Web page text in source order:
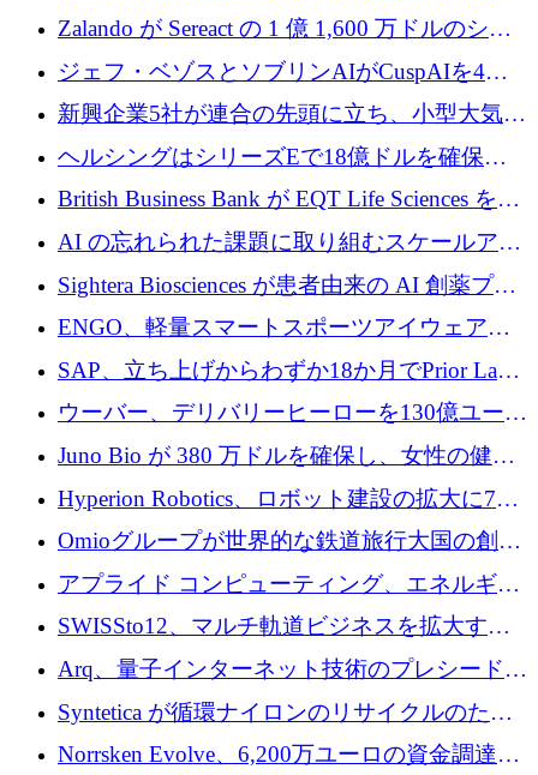
ーロを超える 60 以上のハイテク資金調達取引
Zalando が Sereact の 1 億 1,600 万ドルのシリ
ーズ B に参加し、AI を活用した倉庫自動化を
ジェフ・ベゾスとソブリンAIがCuspAIを4億
5,000万ドルの資金調達で支援
新興企業5社が連合の先頭に立ち、小型大気質
センサーをEUのクリーンエア政策の中心に据
ヘルシングはシリーズEで18億ドルを確保、
ウーバーはデリバリー・ヒーローを130億ユー
銀行を立ち上げる
British Business Bank が EQT Life Sciences を
2,500 万ユーロのコミットメントで支援
AI の忘れられた課題に取り組むスケールアッ
プを実現: カメラロール
Sightera Biosciences が患者由来の AI 創薬プラ
ットフォームを拡大するために 300 万ユーロ
のプレシードをクローズ
ENGO、軽量スマートスポーツアイウェアの
進歩のために510万ユーロを調達
SAP、立ち上げからわずか18か月でPrior Labs
を10億ユーロ以上の契約で買収
ウーバー、デリバリーヒーローを130億ユーロ
の契約で買収、99か国にまたがるプラットフ
ォームを構築
Juno Bio が 380 万ドルを確保し、女性の健康
専用の初のシーケンスラボを開設
Hyperion Robotics、ロボット建設の拡大に740
万ドルを確保
Omioグループが世界的な鉄道旅行大国の創設
を目指してRail Europeを買収
アプライド コンピューティング、エネルギー
向け基盤 AI の拡張に 2,000 万ドルを調達
SWISSto12、マルチ軌道ビジネスを拡大する
ためにシリーズCで7,000万ドルを調達
Arq、量子インターネット技術のプレシードと
して140万ドルを確保
Syntetica が循環ナイロンのリサイクルのため
にシリーズ A で 3,000 万ドルを調達
Norrsken Evolve、6,200万ユーロの資金調達